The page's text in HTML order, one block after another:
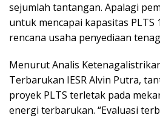
sejumlah tantangan. Apalagi
untuk mencapai kapasitas PLTS
rencana usaha penyediaan
Menurut Analis
Terbarukan IESR Alvin Putra,
proyek PLTS terletak pada
energi terbarukan. “Evaluasi